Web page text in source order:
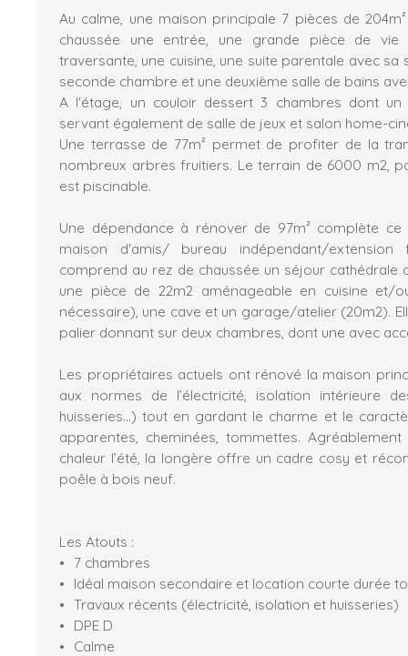
Au calme, une maison principale 7 pièces de
chaussée une entrée, une grande pièce de vie
traversante, une cuisine, une suite parentale avec sa
seconde chambre et une deuxième salle de bains
A l'étage, un couloir dessert 3 chambres dont un
servant également de salle de jeux et salon home-
Une terrasse de 77m² permet de profiter de la
nombreux arbres fruitiers. Le terrain de 6000 m2,
est piscinable.
Une dépendance à rénover de 97m² complète
maison d'amis/ bureau indépendant/extension
comprend au rez de chaussée un séjour cathédrale
une pièce de 22m2 aménageable en cuisine et/
nécessaire), une cave et un garage/atelier (20m2).
palier donnant sur deux chambres, dont une avec
Les propriétaires actuels ont rénové la maison
aux normes de l’électricité, isolation intérieure
huisseries…) tout en gardant le charme et le
apparentes, cheminées, tommettes.
chaleur l’été, la longère offre un cadre cosy et
poêle à bois neuf.
Les Atouts :
7 chambres
Idéal maison secondaire et location courte durée
Travaux récents (électricité, isolation et huisseries)
DPE D
Calme